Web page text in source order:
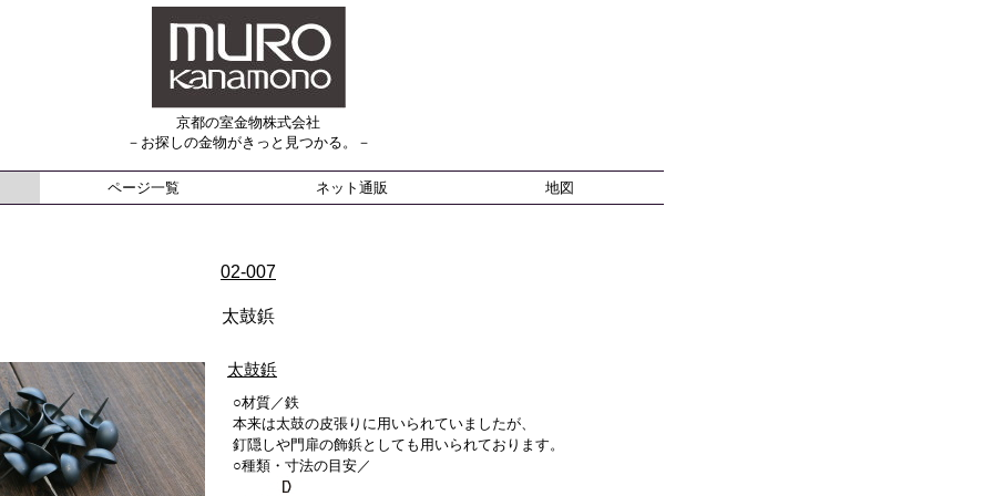
京都の室金物株式会社
－お探しの金物がきっと見つかる。－
ページ一覧 ネット通販 地図
02-007
太鼓鋲
太鼓鋲
○材質／鉄
本来は太鼓の皮張りに用いられていましたが、
釘隠しや門扉の飾鋲としても用いられております。
○種類・寸法の目安／